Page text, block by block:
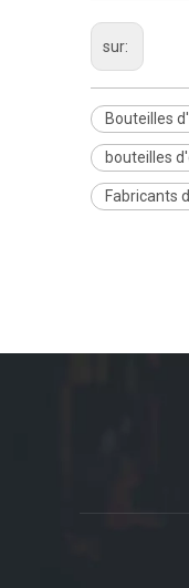
sur:
Bouteilles
bouteilles
Fabricants